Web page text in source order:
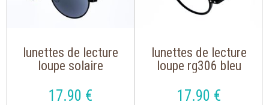
lunettes de lecture
loupe solaire
17.90 €
lunettes de lecture
loupe rg306 bleu
pilote
17.90 €